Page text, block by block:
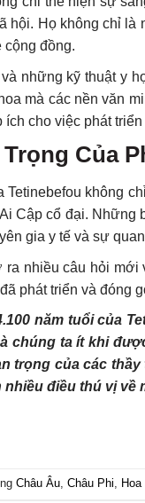
hội. Họ không chỉ
đồng.
những kỹ thuật y
mà các nền văn
ích cho việc phát
Trọng Của
Tetinebefou không
Cập cổ đại. Những
gia y tế và sự
ra nhiều câu hỏi
phát triển và đóng
năm tuổi của
chúng ta ít khi
trọng của các
nhiều điều thú vị
Châu Âu, Châu Phi,